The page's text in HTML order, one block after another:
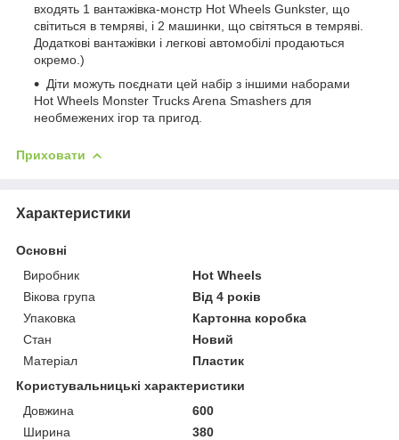
входять 1 вантажівка-монстр Hot Wheels Gunkster, що
світиться в темряві, і 2 машинки, що світяться в темряві.
Додаткові вантажівки і легкові автомобілі продаються
окремо.)
Діти можуть поєднати цей набір з іншими наборами
Hot Wheels Monster Trucks Arena Smashers для
необмежених ігор та пригод.
Приховати
Характеристики
Основні
Виробник
Hot Wheels
Вікова група
Від 4 років
Упаковка
Картонна коробка
Стан
Новий
Матеріал
Пластик
Користувальницькі характеристики
Довжина
600
Ширина
380